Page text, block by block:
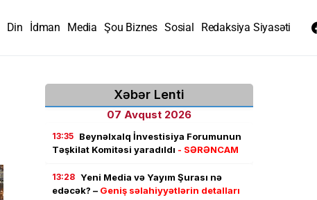
Din İdman Media Şou Biznes Sosial Redaksiya Siyasəti
Xəbər Lenti
07 Avqust 2026
13:35 Beynəlxalq İnvestisiya Forumunun
Təşkilat Komitəsi yaradıldı - SƏRƏNCAM
13:28 Yeni Media və Yayım Şurası nə
edəcək? – Geniş səlahiyyətlərin detalları